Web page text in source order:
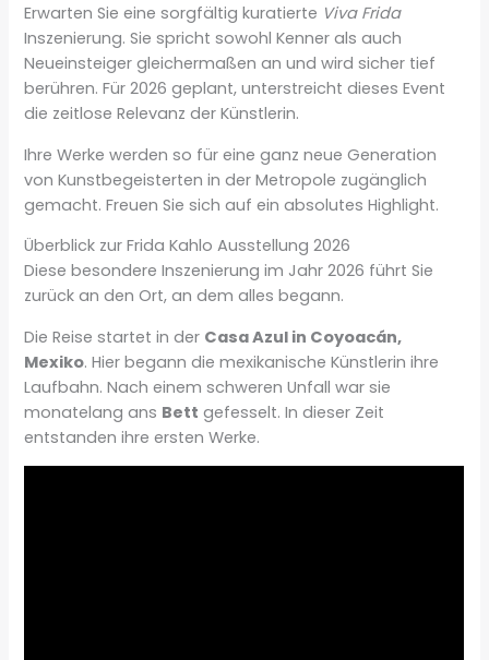
Erwarten Sie eine sorgfältig kuratierte Viva Frida
Inszenierung. Sie spricht sowohl Kenner als auch
Neueinsteiger gleichermaßen an und wird sicher tief
berühren. Für 2026 geplant, unterstreicht dieses Event
die zeitlose Relevanz der Künstlerin.
Ihre Werke werden so für eine ganz neue Generation
von Kunstbegeisterten in der Metropole zugänglich
gemacht. Freuen Sie sich auf ein absolutes Highlight.
Überblick zur Frida Kahlo Ausstellung 2026
Diese besondere Inszenierung im Jahr 2026 führt Sie
zurück an den Ort, an dem alles begann.
Die Reise startet in der Casa Azul in Coyoacán,
Mexiko. Hier begann die mexikanische Künstlerin ihre
Laufbahn. Nach einem schweren Unfall war sie
monatelang ans Bett gefesselt. In dieser Zeit
entstanden ihre ersten Werke.